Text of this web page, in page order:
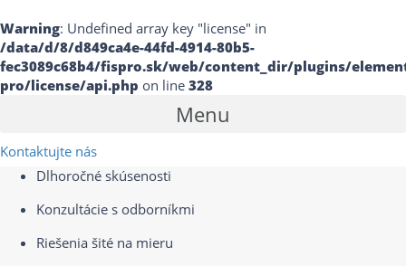
Warning: Undefined array key "license" in
/data/d/8/d849ca4e-44fd-4914-80b5-
fec3089c68b4/fispro.sk/web/content_dir/plugins/
pro/license/api.php on line 328
Menu
Kontaktujte nás
Dlhoročné skúsenosti
Konzultácie s odborníkmi
Riešenia šité na mieru